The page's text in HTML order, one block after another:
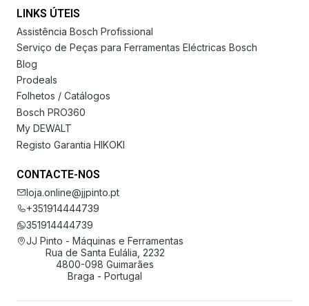
LINKS ÚTEIS
Assistência Bosch Profissional
Serviço de Peças para Ferramentas Eléctricas Bosch
Blog
Prodeals
Folhetos / Catálogos
Bosch PRO360
My DEWALT
Registo Garantia HIKOKI
CONTACTE-NOS
loja.online@jjpinto.pt
+351914444739
351914444739
JJ Pinto - Máquinas e Ferramentas
Rua de Santa Eulália, 2232
4800-098 Guimarães
Braga - Portugal